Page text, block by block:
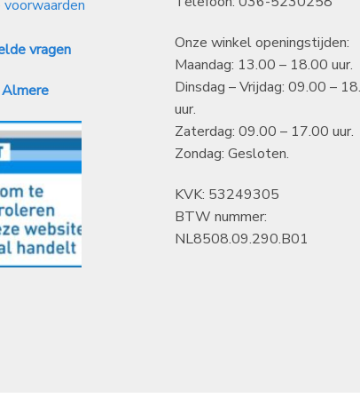
vragen
Onze winkel openingstijden:
Maandag: 13.00 – 18.00 uur.
Dinsdag – Vrijdag: 09.00 –
uur.
Zaterdag: 09.00 – 17.00 uur.
Zondag: Gesloten.
KVK: 53249305
BTW nummer:
NL8508.09.290.B01